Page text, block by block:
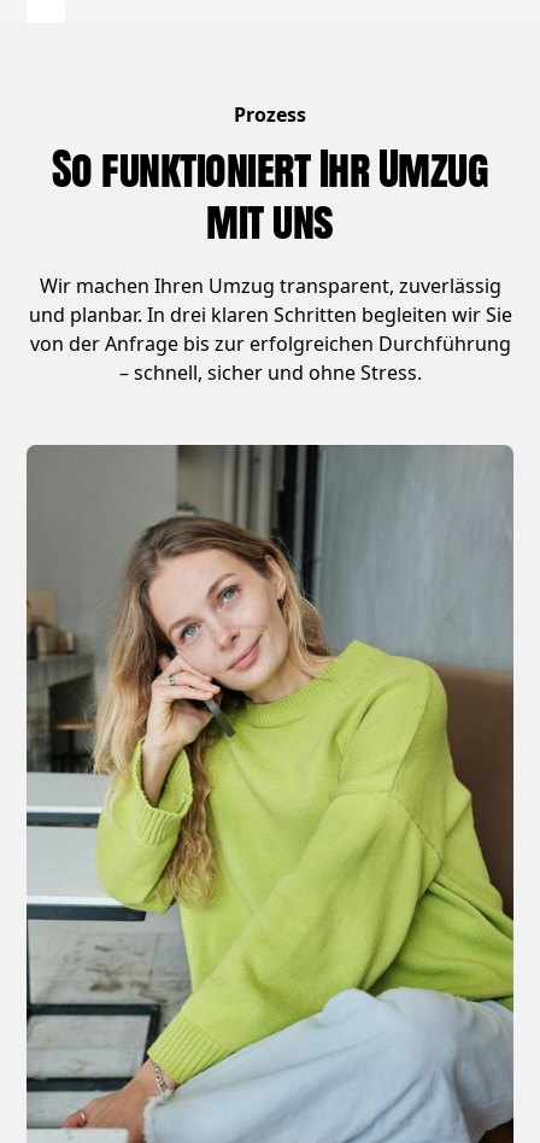
Prozess
So funktioniert Ihr Umzug
mit uns
Wir machen Ihren Umzug transparent, zuverlässig
und planbar. In drei klaren Schritten begleiten wir Sie
von der Anfrage bis zur erfolgreichen Durchführung
– schnell, sicher und ohne Stress.